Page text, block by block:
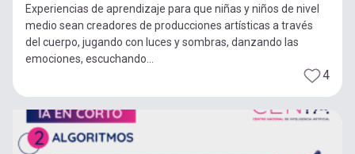
Experiencias de aprendizaje para que niñas y niños de nivel
medio sean creadores de producciones artísticas a través
del cuerpo, jugando con luces y sombras, danzando las
emociones, escuchando...
4